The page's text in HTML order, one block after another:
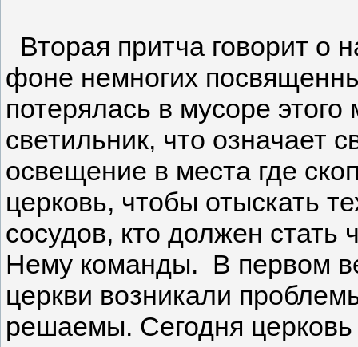
Вторая притча говорит о
фоне немногих
потерялась в мусоре
светильник, что означает
освещение в места где
церковь, чтобы отыскать
сосудов, кто должен
Нему команды. В первом
церкви возникали
решаемы. Сегодня